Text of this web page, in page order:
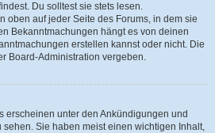
Du solltest sie stets lesen.
oben auf jeder Seite des Forums, in dem sie
Bekanntmachungen hängt es von deinen
erstellen kannst oder nicht. Die
Board-Administration vergeben.
erscheinen unter den Ankündigungen und
Sie haben meist einen wichtigen Inhalt,